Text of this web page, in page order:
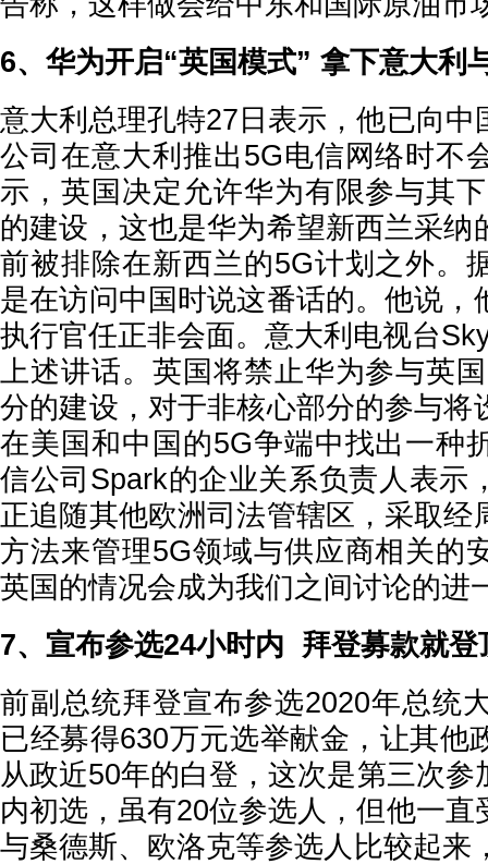
6、华为开启“英国模式” 拿下意大利
意大利总理孔特27日表示，他已向中
公司在意大利推出5G电信网络时不
示，英国决定允许华为有限参与其
的建设，这也是华为希望新西兰采纳
前被排除在新西兰的5G计划之外。
是在访问中国时说这番话的。他说，
执行官任正非会面。意大利电视台
上述讲话。英国将禁止华为参与英
分的建设，对于非核心部分的参与将
在美国和中国的5G争端中找出一种
信公司Spark的企业关系负责人表示
正追随其他欧洲司法管辖区，采取经
方法来管理5G领域与供应商相关的
英国的情况会成为我们之间讨论的进
7、宣布参选24小时内 拜登募款就登
前副总统拜登宣布参选2020年总统
已经募得630万元选举献金，让其他
从政近50年的白登，这次是第三次参
内初选，虽有20位参选人，但他一直
与桑德斯、欧洛克等参选人比较起来